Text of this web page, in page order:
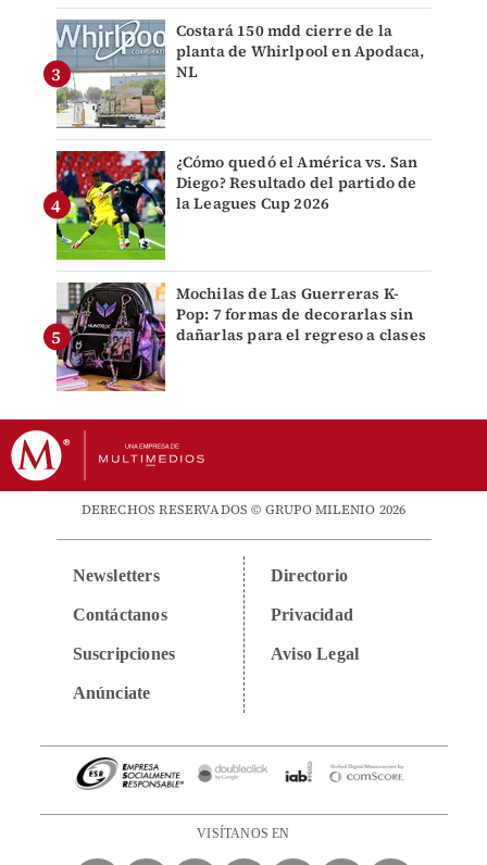
Costará 150 mdd cierre de la
planta de Whirlpool en Apodaca,
NL
¿Cómo quedó el América vs. San
Diego? Resultado del partido de
la Leagues Cup 2026
Mochilas de Las Guerreras K-
Pop: 7 formas de decorarlas sin
dañarlas para el regreso a clases
DERECHOS RESERVADOS © GRUPO MILENIO 2026
Newsletters
Contáctanos
Suscripciones
Anúnciate
Directorio
Privacidad
Aviso Legal
VISÍTANOS EN